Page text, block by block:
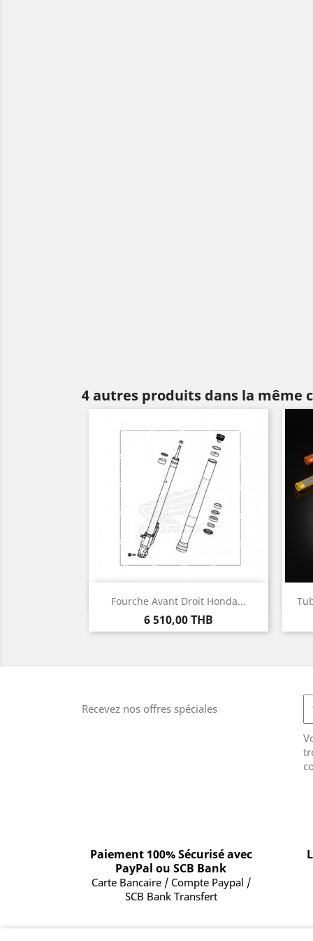
4 autres produits dans la même
Fourche Avant Droit Honda...
Prix
6 510,00 THB
 Aperçu rapide
Recevez nos offres spéciales
Paiement 100% Sécurisé avec
PayPal ou SCB Bank
Carte Bancaire / Compte Paypal /
SCB Bank Transfert